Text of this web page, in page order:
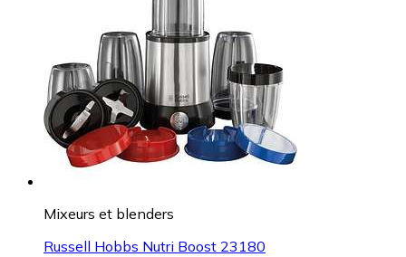
Mixeurs et blenders
Russell Hobbs Nutri Boost 23180